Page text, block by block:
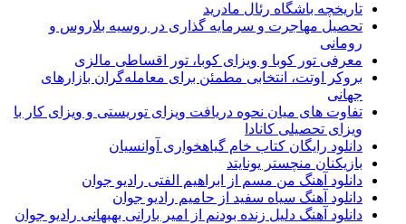
تاریخچه باشگاه رئال مادرید
تحصیل مهاجرت و سرمایه گذاری در روسیه بلاروس و
رومانی
معرفی تور کوبا و ویزای کوبا، تور اقساطی مالزی
بروکر اوتت، انتخابی مطمئن برای معامله‌گران بازارهای
جهانی
تفاوت های میان نحوه دریافت ویزای توریستی و ویزای کار با
ویزای تحصیلی کانادا
دانلود رایگان کتاب خام گیاهخواری آوانسیان
بازیکنان منچستر یونایتد
دانلود آهنگ من مسم از ابراهیم الفتی رادیو جوان
دانلود آهنگ سیاه سفید از حامیم رادیو جوان
دانلود آهنگ دلیل زنده بودنم از امیر بارانی بهبهانی رادیو جوان